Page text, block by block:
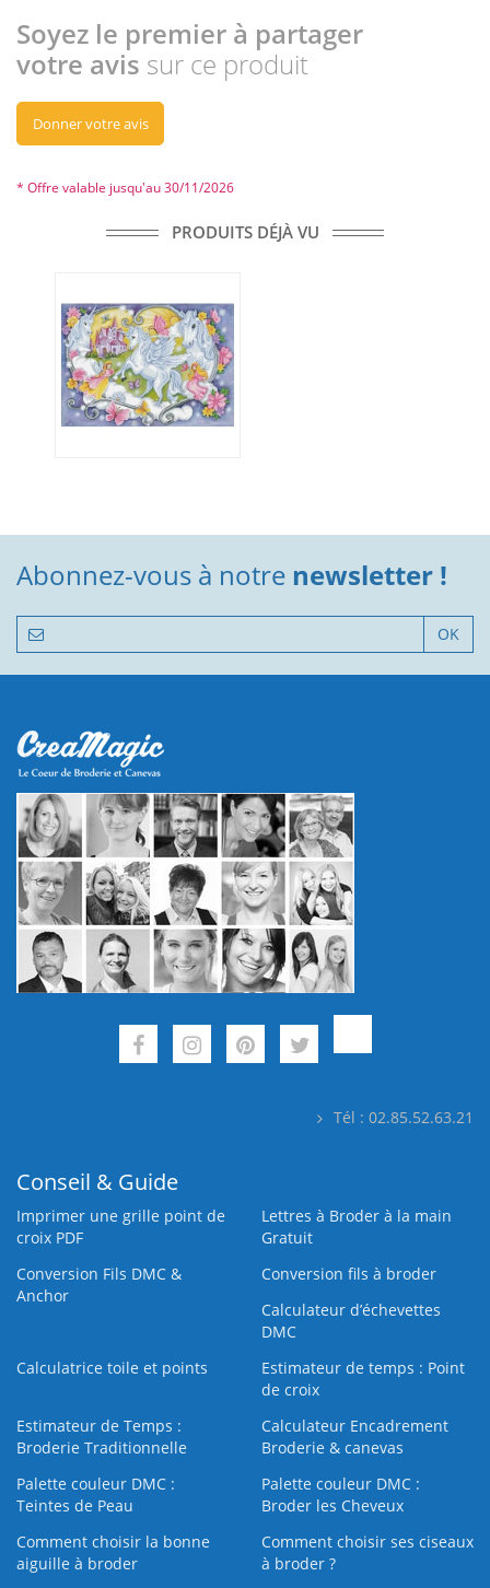
Soyez le premier à partager
votre avis sur ce produit
Donner votre avis
* Offre valable jusqu'au 30/11/2026
PRODUITS DÉJÀ VU
Abonnez-vous à notre newsletter !
OK
Tél : 02.85.52.63.21
Conseil & Guide
Imprimer une grille point de
croix PDF
Lettres à Broder à la main
Gratuit
Conversion Fils DMC &
Anchor
Conversion fils à broder
Calculateur d’échevettes
DMC
Calculatrice toile et points
Estimateur de temps : Point
de croix
Estimateur de Temps :
Broderie Traditionnelle
Calculateur Encadrement
Broderie & canevas
Palette couleur DMC :
Teintes de Peau
Palette couleur DMC :
Broder les Cheveux
Comment choisir la bonne
aiguille à broder
Comment choisir ses ciseaux
à broder ?